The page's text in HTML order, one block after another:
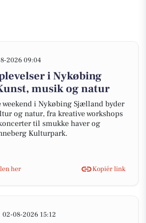
2026 09:04
i Nykøbing
musik og natur
weekend i Nykøbing Sjælland byder
og natur, fra kreative workshops
til smukke haver og
Kulturpark.
her
Kopiér link
02-08-2026 15:12